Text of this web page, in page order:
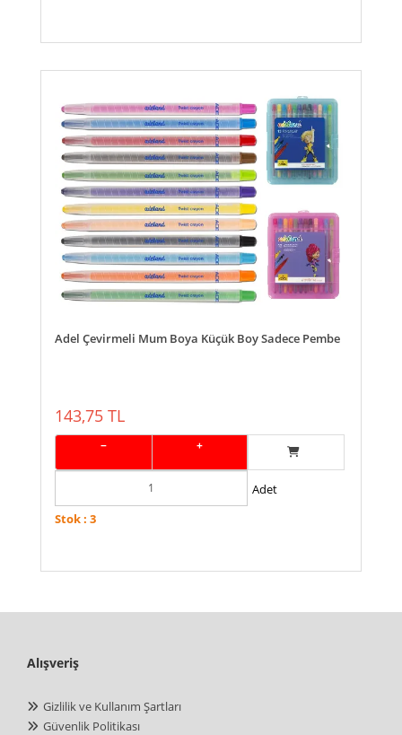
Adel Çevirmeli Mum Boya Küçük Boy Sadece Pembe
143,75 TL
− +
Adet
Stok : 3
Alışveriş
Gizlilik ve Kullanım Şartları
Güvenlik Politikası